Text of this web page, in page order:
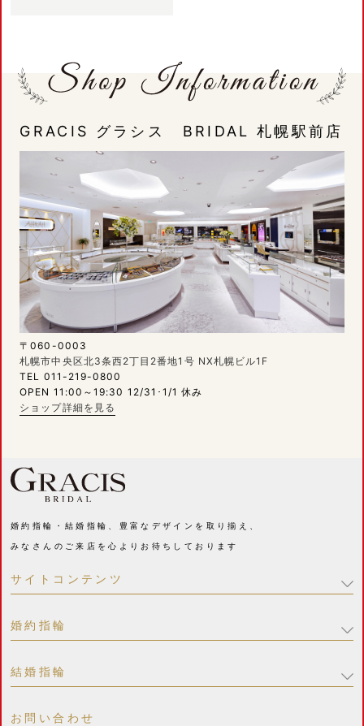
GRACIS グラシス BRIDAL 札幌駅前店
〒060-0003
札幌市中央区北3条西2丁目2番地1号 NX札幌ビル1F
TEL 011-219-0800
OPEN 11:00～19:30 12/31･1/1 休み
ショップ詳細を見る
婚約指輪・結婚指輪、豊富なデザインを取り揃え、
みなさんのご来店を心よりお待ちしております
サイトコンテンツ
婚約指輪
結婚指輪
お問い合わせ